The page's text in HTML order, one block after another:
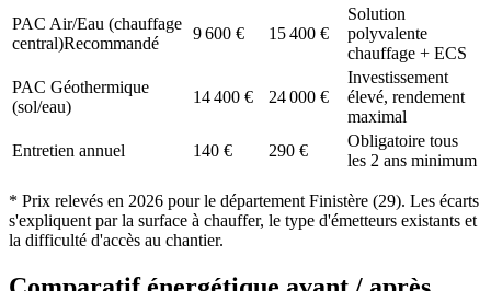
PAC Air/Eau (chauffage
central)Recommandé
9 600 € 15 400 €
Solution
polyvalente
chauffage + ECS
PAC Géothermique
(sol/eau)
14 400 € 24 000 €
Investissement
élevé, rendement
maximal
Entretien annuel
140 € 290 €
Obligatoire tous
les 2 ans minimum
* Prix relevés en 2026 pour le département Finistère (29). Les écarts
s'expliquent par la surface à chauffer, le type d'émetteurs existants et
la difficulté d'accès au chantier.